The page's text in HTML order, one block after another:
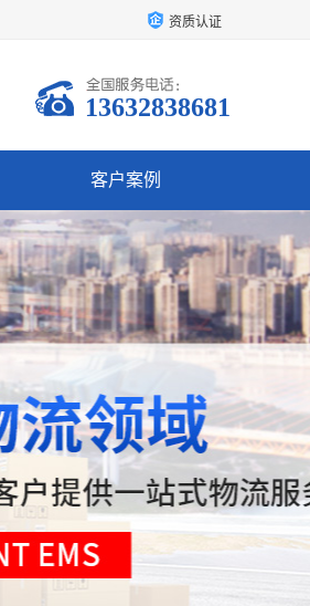
资质认证
13632838681
客户案例